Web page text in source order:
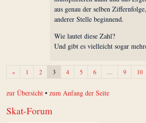
aus genau der selben
anderer Stelle beginnend.
Wie lautet diese Zahl?
Und gibt es vielleicht sogar
«Zurück1 2 3 4 5 6 … 9 10
zur Übersicht •zum Anfang der Seite
Skat-Forum